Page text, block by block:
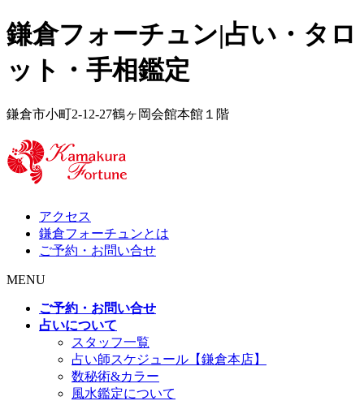
鎌倉フォーチュン|占い・タロ
ット・手相鑑定
鎌倉市小町2-12-27鶴ヶ岡会館本館１階
アクセス
鎌倉フォーチュンとは
ご予約・お問い合せ
MENU
ご予約・お問い合せ
占いについて
スタッフ一覧
占い師スケジュール【鎌倉本店】
数秘術&カラー
風水鑑定について